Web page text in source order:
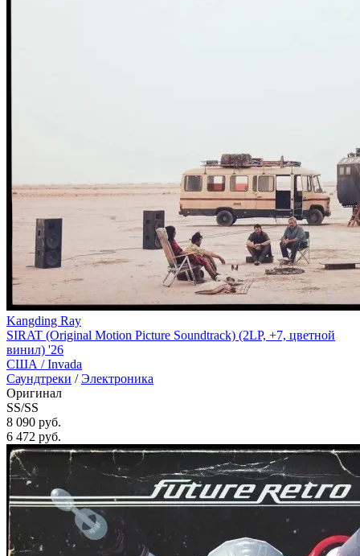
Kangding Ray
SIRAT (Original Motion Picture Soundtrack) (2LP, +7, цветной
винил) '26
США /Invada
Саундтреки /Электроника
Оригинал
SS/SS
8 090 руб.
6 472 руб.